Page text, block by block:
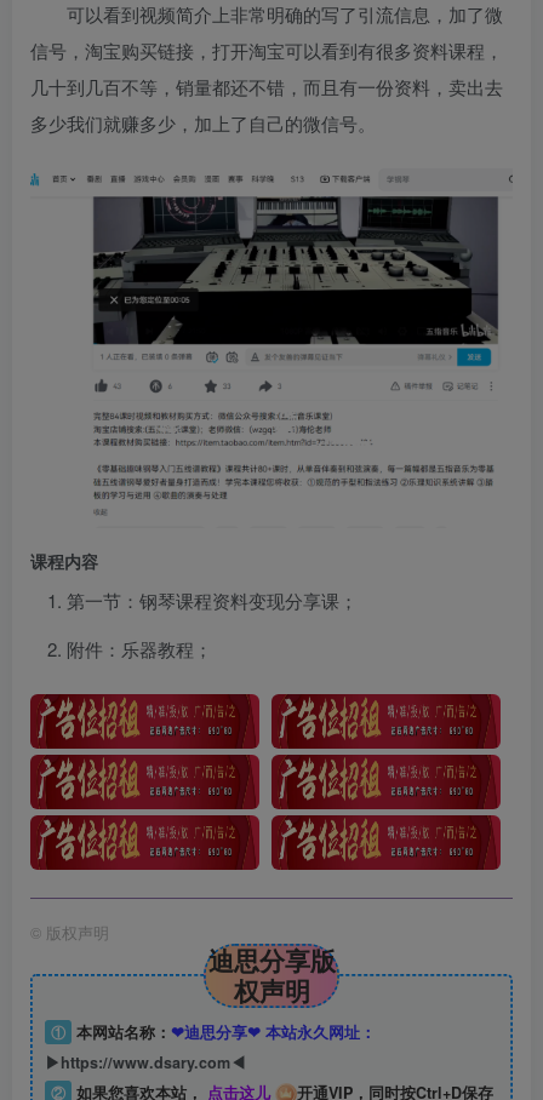
可以看到视频简介上非常明确的写了引流信息，加了微
信号，淘宝购买链接，打开淘宝可以看到有很多资料课程，
几十到几百不等，销量都还不错，而且有一份资料，卖出去
多少我们就赚多少，加上了自己的微信号。
课程内容
第一节：钢琴课程资料变现分享课；
附件：乐器教程；
© 版权声明
迪思分享版
权声明
① 本网站名称： ❤迪思分享❤ 本站永久网址：
▶https://www.dsary.com◀
② 如果您喜欢本站， 点击这儿 开通VIP，同时按Ctrl+D保存